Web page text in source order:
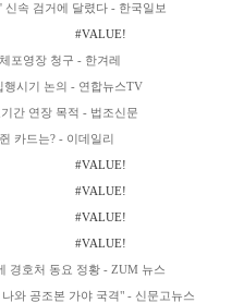
속 검거에 달렸다 - 한국일보
#VALUE!
포영장 청구 - 한겨레
시기 논의 - 연합뉴스TV
간 연장 목적 - 법조신문
카드는? - 이데일리
#VALUE!
#VALUE!
#VALUE!
#VALUE!
경호처 동요 정황 - ZUM 뉴스
와 공조본 가야 국격" - 신문고뉴스